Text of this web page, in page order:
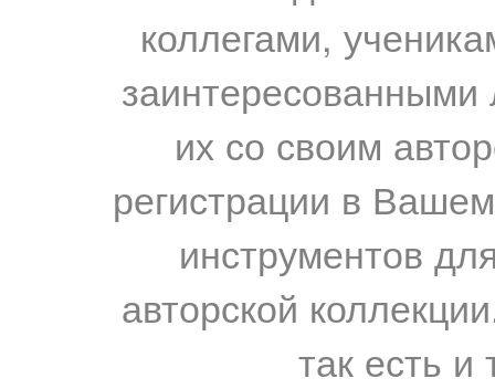
коллегами,
их со своим
регистрации в
инструментов
авторской
так есть и